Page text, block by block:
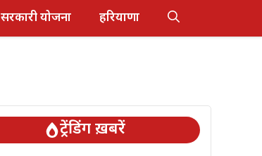
सरकारी योजना हरियाणा
ट्रेंडिंग ख़बरें